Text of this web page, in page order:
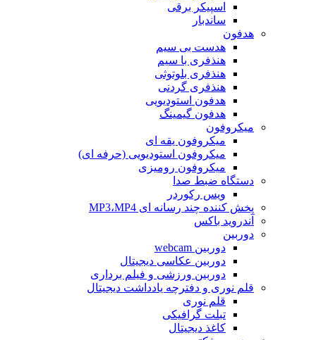
اسپیکر برقی
ساندبار
هدفون
هدست بی سیم
هنذفری با سیم
هنذفری بلوتوثی
هنذفری گردنی
هدفون استودیویی
هدفون گیمینگ
میکروفون
میکروفون یقه ای
میکروفون استودیویی (حرفه ای)
میکروفون رومیزی
دستگاه ضبط صدا
ویس رکوردر
پخش کننده چند رسانه ای MP3،MP4
آندروید باکس
دوربین
دوربین webcam
دوربین عکاسی دیجیتال
دوربین‌ ورزشی و فیلم برداری
قلم نوری و دفترچه یادداشت دیجیتال
قلم نوری
تبلت گرافیکی
کاغذ دیجیتال